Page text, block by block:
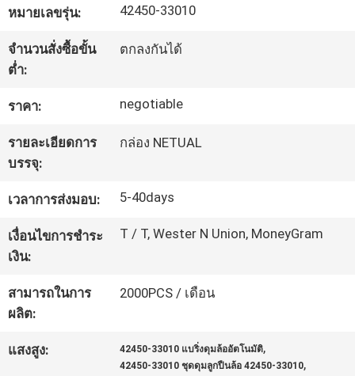
เรา
โรงงาน
การ
ควบคุม
คุณภาพ
ติดต่อ
หมายเลขรุ่น: 42450-33010
จำนวนสั่งซื้อขั้น
ต่ำ:
ตกลงกันได้
ราคา: negotiable
รายละเอียดการ
บรรจุ:
กล่อง NETUAL
เวลาการส่งมอบ: 5-40days
เงื่อนไขการชำระ
เงิน:
T / T, Wester N Union, MoneyGram
สามารถในการ
ผลิต:
2000PCS / เดือน
แสงสูง: 42450-33010 แบริ่งดุมล้ออัตโนมัติ,
42450-33010 ชุดดุมลูกปืนล้อ 42450-33010,